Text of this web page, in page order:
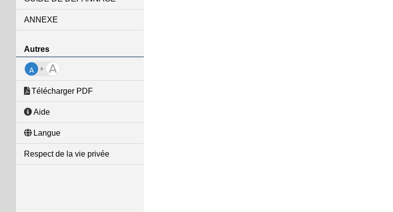
ANNEXE
Autres
Télécharger PDF
Aide
Langue
Respect de la vie privée